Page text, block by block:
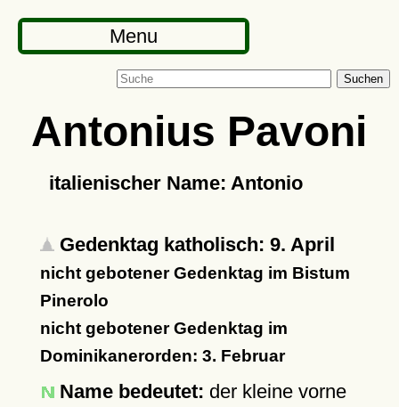
Menu
Suchen
Antonius Pavoni
italienischer Name: Antonio
Gedenktag katholisch: 9. April
nicht gebotener Gedenktag im Bistum
Pinerolo
nicht gebotener Gedenktag im
Dominikanerorden: 3. Februar
Name bedeutet: der kleine vorne